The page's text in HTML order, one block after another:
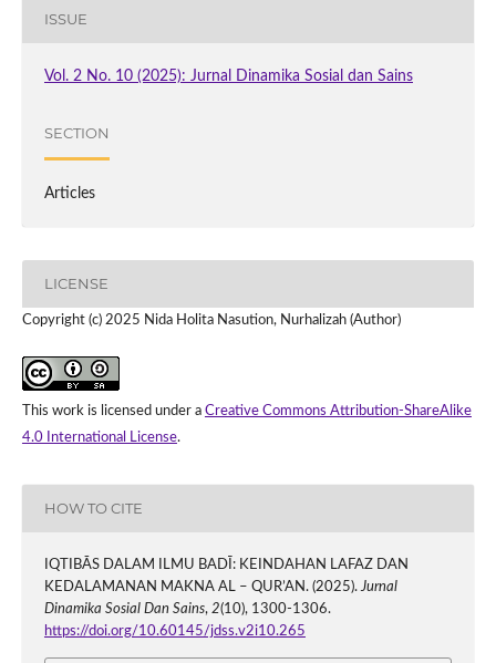
ISSUE
Vol. 2 No. 10 (2025): Jurnal Dinamika Sosial dan Sains
SECTION
Articles
LICENSE
Copyright (c) 2025 Nida Holita Nasution, Nurhalizah (Author)
This work is licensed under a Creative Commons Attribution-ShareAlike
4.0 International License.
HOW TO CITE
IQTIBĀS DALAM ILMU BADĪ: KEINDAHAN LAFAZ DAN
KEDALAMANAN MAKNA AL – QUR’AN. (2025).Jurnal
Dinamika Sosial Dan Sains, 2(10), 1300-1306.
https://doi.org/10.60145/jdss.v2i10.265